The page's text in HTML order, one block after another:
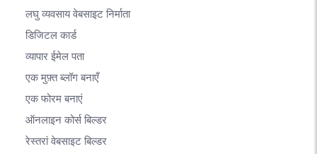
लघु व्यवसाय वेबसाइट निर्माता
डिजिटल कार्ड
व्यापार ईमेल पता
एक मुफ़्त ब्लॉग बनाएँ
एक फोरम बनाएं
ऑनलाइन कोर्स बिल्डर
रेस्तरां वेबसाइट बिल्डर